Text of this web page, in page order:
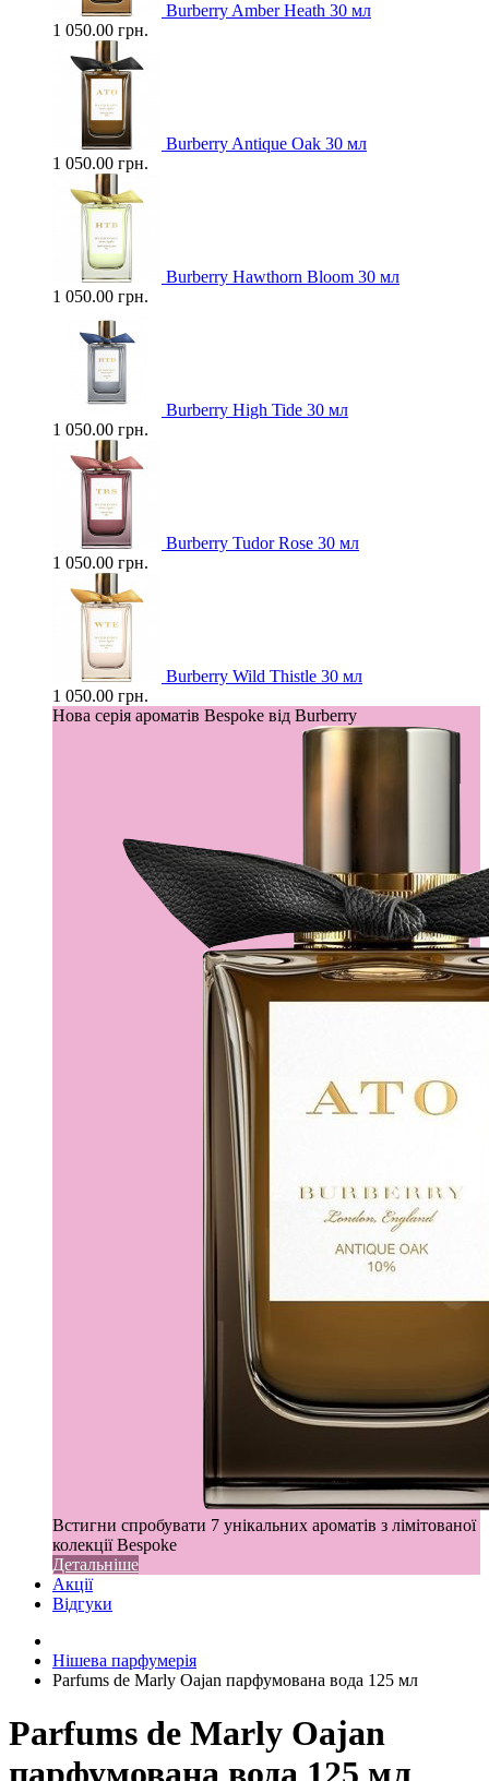
Burberry Amber Heath 30 мл
1 050.00 грн.
Burberry Antique Oak 30 мл
1 050.00 грн.
Burberry Hawthorn Bloom 30 мл
1 050.00 грн.
Burberry High Tide 30 мл
1 050.00 грн.
Burberry Tudor Rose 30 мл
1 050.00 грн.
Burberry Wild Thistle 30 мл
1 050.00 грн.
Нова серія ароматів Bespoke від Burberry
Встигни спробувати 7 унікальних ароматів з лімітованої
колекції Bespoke
Детальніше
Акції
Відгуки
Нішева парфумерія
Parfums de Marly Oajan парфумована вода 125 мл
Parfums de Marly Oajan